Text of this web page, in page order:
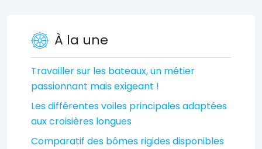
À la une
Travailler sur les bateaux, un métier
passionnant mais exigeant !
Les différentes voiles principales adaptées
aux croisières longues
Comparatif des bômes rigides disponibles